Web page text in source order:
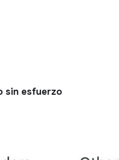
sin esfuerzo